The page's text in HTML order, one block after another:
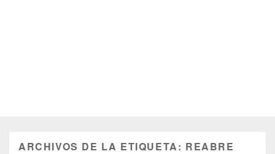
ARCHIVOS DE LA ETIQUETA: REABRE